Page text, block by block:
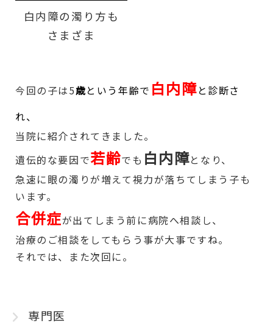
白内障の濁り方も
さまざま
今回の子は5歳という年齢で 白内障と診断さ
れ、
当院に紹介されてきました。
遺伝的な要因で若齢でも 白内障となり、
急速に眼の濁りが増えて視力が落ちてしまう子も
います。
合併症が出てしまう前に病院へ相談し、
治療のご相談をしてもらう事が大事ですね。
それでは、また次回に。
専門医